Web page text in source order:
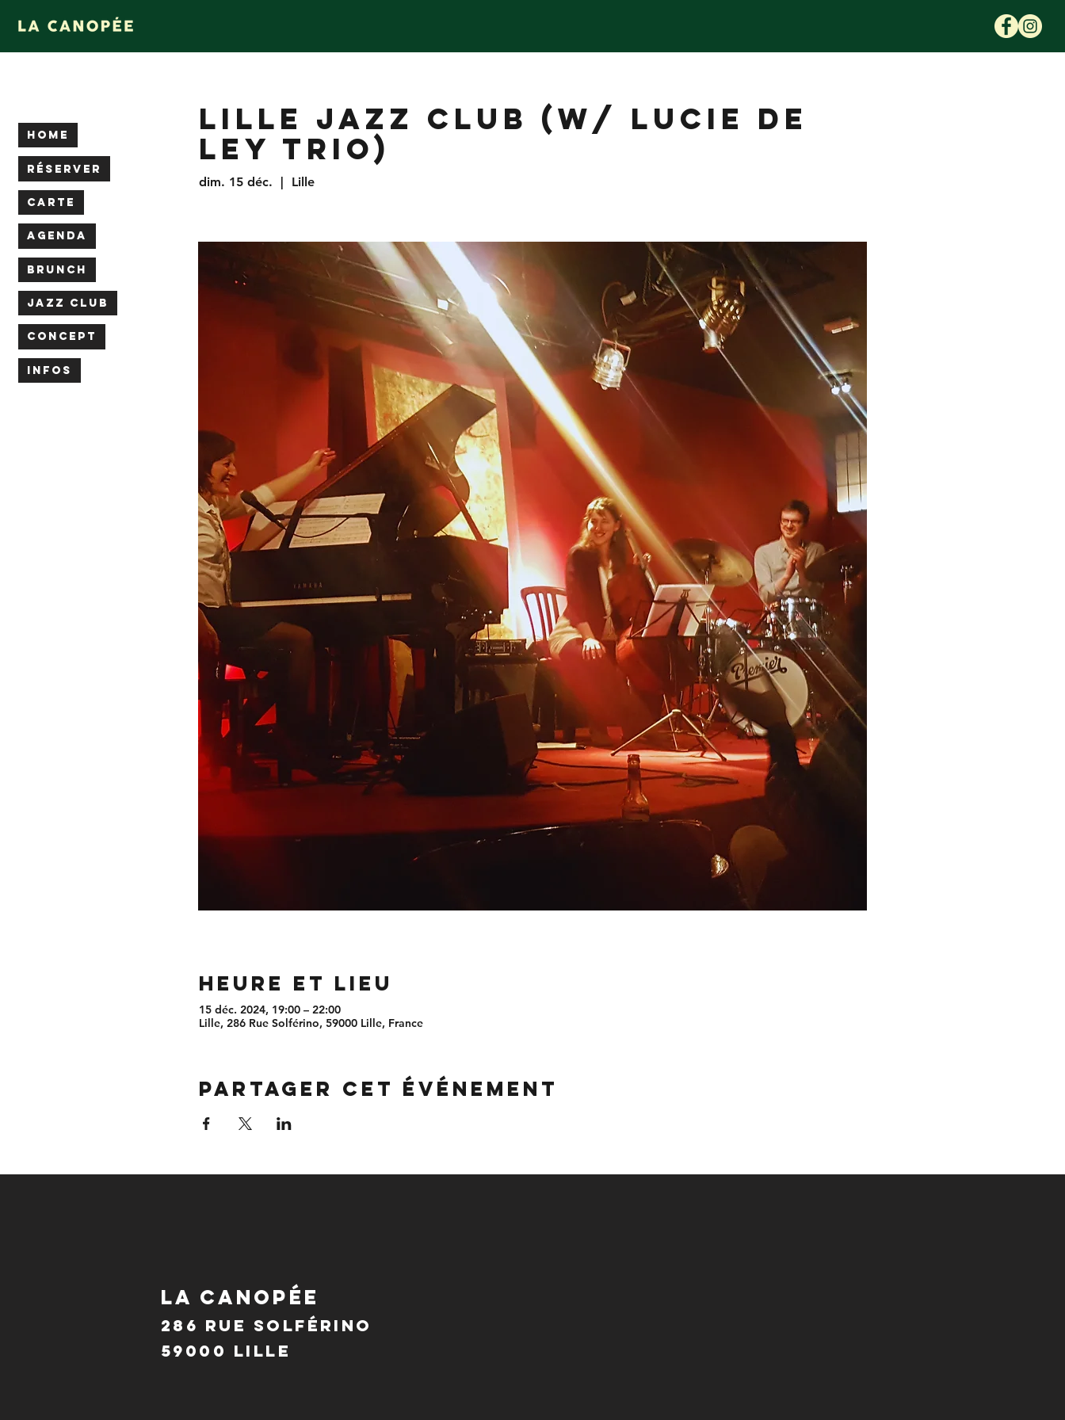
LILLE JAZZ CLUB (w/ LUCIE DE
LEY TRIO)
dim. 15 déc.
  |
Lille
Heure et lieu
15 déc. 2024, 19:00 – 22:00
Lille, 286 Rue Solférino, 59000 Lille, France
Partager cet événement
HOME
RÉSERVER
CARTE
AGENDA
BRUNCH
JAZZ CLUB
CONCEPT
INFOS
LA CANOPÉE
286 Rue Solférino
59000 Lille